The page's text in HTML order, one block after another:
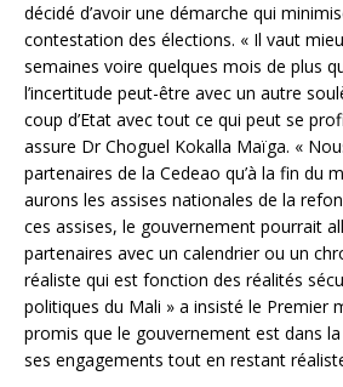
décidé d’avoir une démarche qui
contestation des élections. « Il vaut
semaines voire quelques mois de plus
l’incertitude peut-être avec un autre
coup d’Etat avec tout ce qui peut se
assure Dr Choguel Kokalla Maïga. «
partenaires de la Cedeao qu’à la fin du
aurons les assises nationales de la
ces assises, le gouvernement pourrait
partenaires avec un calendrier ou un
réaliste qui est fonction des réalités
politiques du Mali » a insisté le Premier
promis que le gouvernement est dans
ses engagements tout en restant